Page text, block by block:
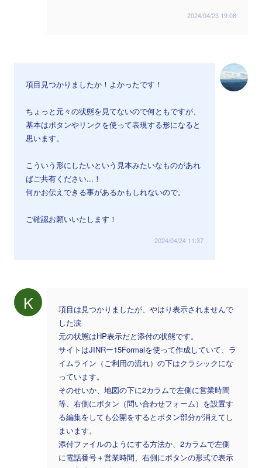
2024/04/23 19:08
項目見つかりましたか！よかったです！
ちょっと元々の状態を見てないので何ともですが、
基本はボタンやリンクを使って表現する形になると
思います。
こういう形にしたいという見本みたいなものがあれ
ばご共有ください...！
何かお伝えできる事があるかもしれないので。
ご確認お願いいたします！
2024/04/24 11:37
K
項目は見つかりましたが、やはり表示されませんで
した涙
元の状態はHP表示だと添付の状態です。
サイトはJINRー15Formalを使って作成していて、ラ
イムライン（ご利用の流れ）の下はクラシックにな
っています。
そのせいか、地図の下に2カラムで左側に営業時間
等、右側にボタン（問い合わせフォーム）を設置す
る編集をしても公開をするとボタン部分が消えてし
まいます。
添付ファイルのようにする方法か、2カラムで左側
に電話番号＋営業時間、右側にボタンの形式で表示